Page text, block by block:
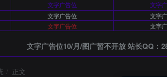
文字广告位 文字
文字广告位 文字
文字广告位 文字
文字广告位10/月/图广暂不开放 站长QQ：
正文